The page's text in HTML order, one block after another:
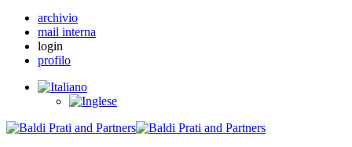
archivio
mail interna
login
profilo